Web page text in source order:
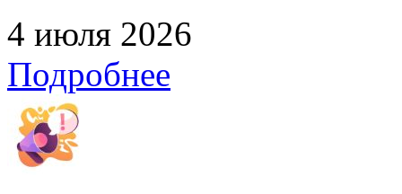
4 июля 2026
Подробнее